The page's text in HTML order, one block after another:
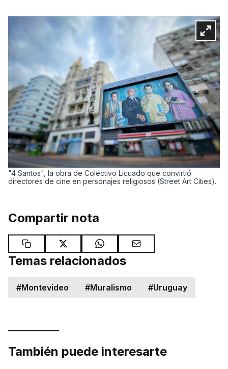
"4 Santos", la obra de Colectivo Licuado que convirtió
directores de cine en personajes religiosos (Street Art Cities).
Compartir nota
Temas relacionados
#Montevideo #Muralismo #Uruguay
También puede interesarte